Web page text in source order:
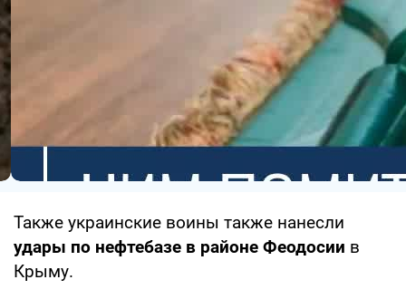
Также украинские воины также нанесли
удары по нефтебазе в районе Феодосии в
Крыму.